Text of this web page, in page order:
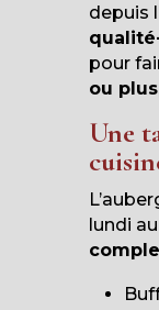
depuis
pour
ou plus
Une
lundi